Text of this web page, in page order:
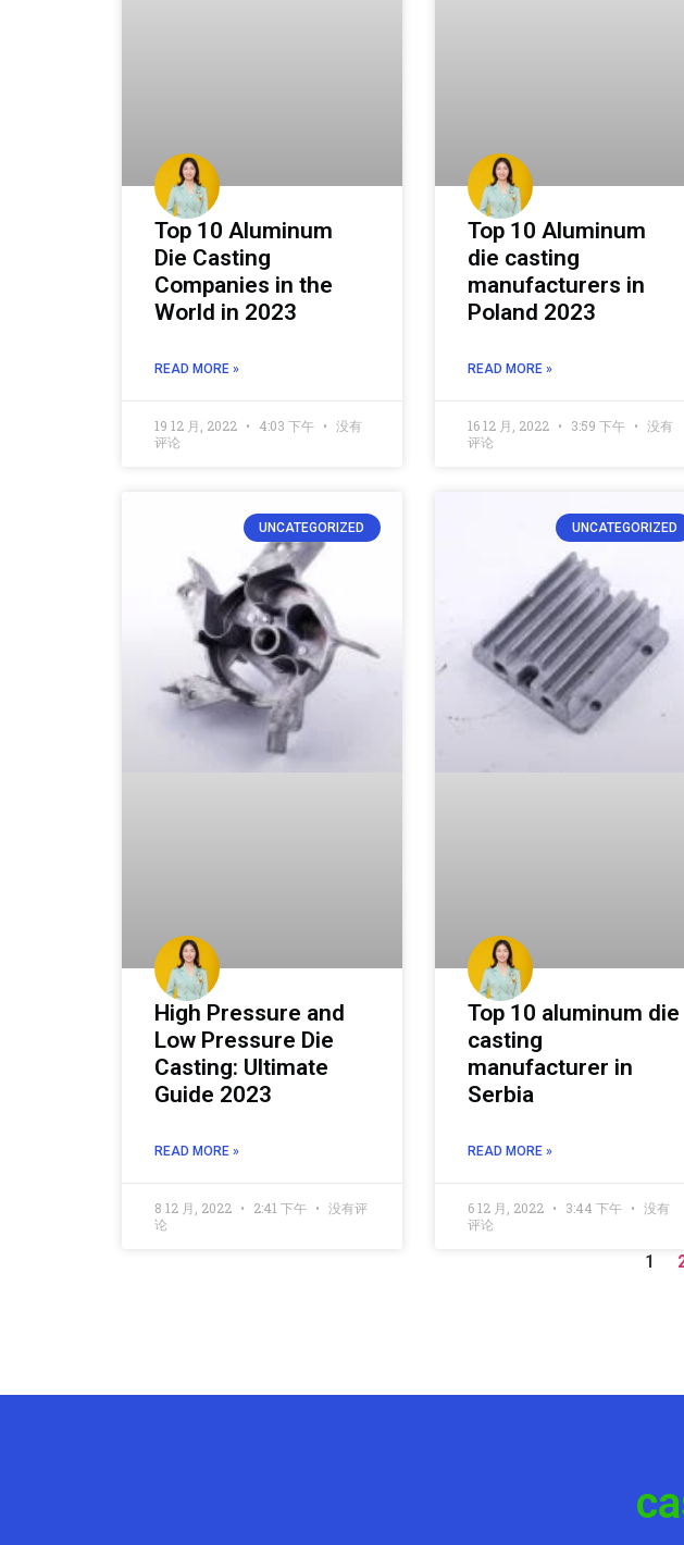
Top 10 Aluminum
Die Casting
Companies in the
World in 2023
READ MORE »
19 12 月, 2022 4:03 下午
没有
评论
Top 10 Aluminum
die casting
manufacturers in
Poland 2023
READ MORE »
16 12 月, 2022 3:59 下午
没有
评论
UNCATEGORIZED
High Pressure and
Low Pressure Die
Casting: Ultimate
Guide 2023
READ MORE »
8 12 月, 2022 2:41 下午
没有评
论
UNCATEGORIZED
Top 10 aluminum die
casting
manufacturer in
Serbia
READ MORE »
6 12 月, 2022 3:44 下午
没有
评论
1